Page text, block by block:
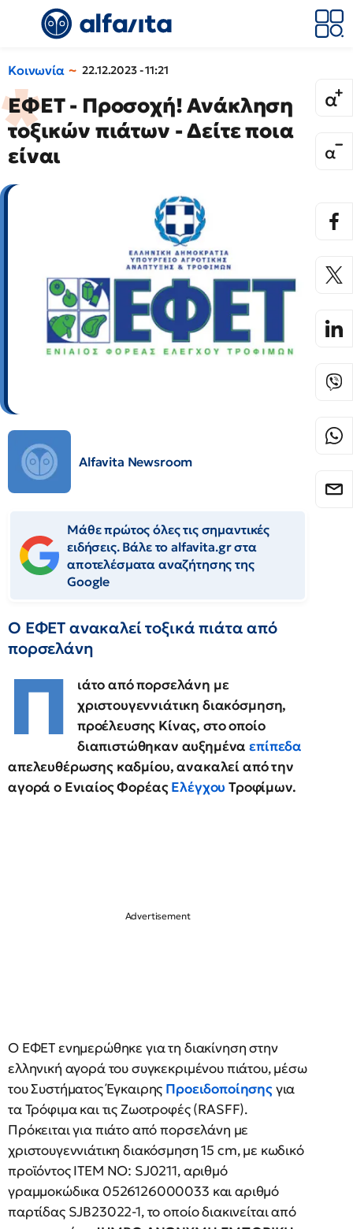
Κοινωνία 22.12.2023 - 11:21
ΕΦΕΤ - Προσοχή! Ανάκληση
τοξικών πιάτων - Δείτε ποια
είναι
Alfavita Newsroom
Μάθε πρώτος όλες τις σημαντικές
ειδήσεις. Βάλε το alfavita.gr στα
αποτελέσματα αναζήτησης της
Google
Ο ΕΦΕΤ ανακαλεί τοξικά πιάτα από
πορσελάνη
Π
ιάτο από πορσελάνη με
χριστουγεννιάτικη διακόσμηση,
προέλευσης Κίνας, στο οποίο
διαπιστώθηκαν αυξημέναεπίπεδα
απελευθέρωσης καδμίου, ανακαλεί από την
αγορά ο Ενιαίος ΦορέαςΕλέγχουΤροφίμων.
Ο ΕΦΕΤ ενημερώθηκε για τη διακίνηση στην
ελληνική αγορά του συγκεκριμένου πιάτου, μέσω
του Συστήματος Έγκαιρης Προειδοποίησηςγια
τα Τρόφιμα και τις Ζωοτροφές (RASFF).
Πρόκειται για πιάτο από πορσελάνη με
χριστουγεννιάτικη διακόσμηση 15 cm, με κωδικό
προϊόντος ITEM NO: SJ0211, αριθμό
γραμμοκώδικα 0526126000033 και αριθμό
παρτίδας SJB23022-1, το οποίο διακινείται από